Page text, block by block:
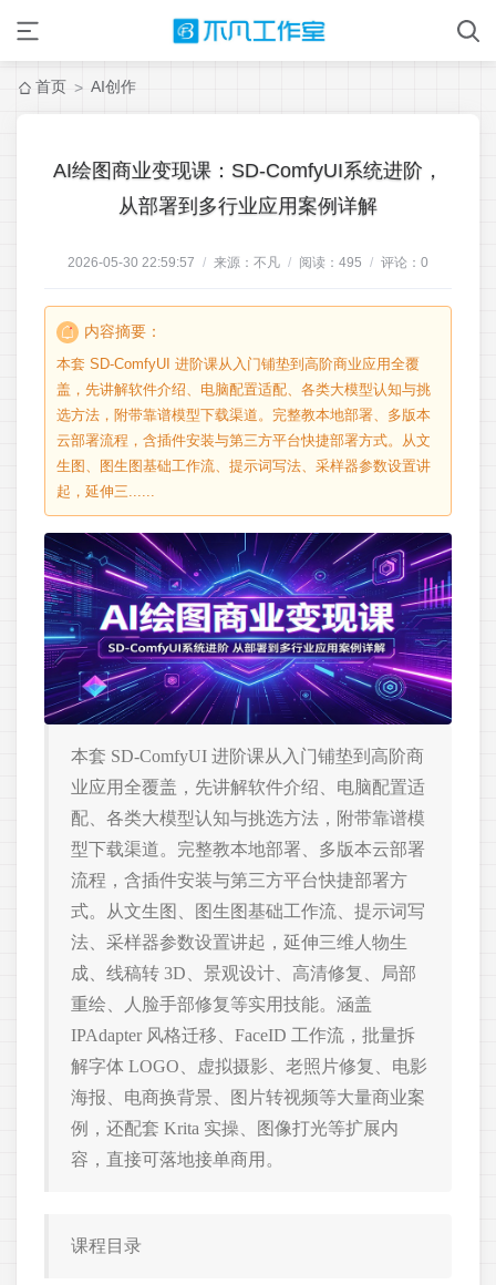
首页 > AI创作
AI绘图商业变现课：SD-ComfyUI系统进阶，
从部署到多行业应用案例详解
2026-05-30 22:59:57 / 来源：不凡 / 阅读： 495 / 评论： 0
内容摘要：
本套 SD-ComfyUI 进阶课从入门铺垫到高阶商业应用全覆
盖，先讲解软件介绍、电脑配置适配、各类大模型认知与挑
选方法，附带靠谱模型下载渠道。完整教本地部署、多版本
云部署流程，含插件安装与第三方平台快捷部署方式。从文
生图、图生图基础工作流、提示词写法、采样器参数设置讲
起，延伸三......
本套 SD-ComfyUI 进阶课从入门铺垫到高阶商
业应用全覆盖，先讲解软件介绍、电脑配置适
配、各类大模型认知与挑选方法，附带靠谱模
型下载渠道。完整教本地部署、多版本云部署
流程，含插件安装与第三方平台快捷部署方
式。从文生图、图生图基础工作流、提示词写
法、采样器参数设置讲起，延伸三维人物生
成、线稿转 3D、景观设计、高清修复、局部
重绘、人脸手部修复等实用技能。涵盖
IPAdapter 风格迁移、FaceID 工作流，批量拆
解字体 LOGO、虚拟摄影、老照片修复、电影
海报、电商换背景、图片转视频等大量商业案
例，还配套 Krita 实操、图像打光等扩展内
容，直接可落地接单商用。
课程目录